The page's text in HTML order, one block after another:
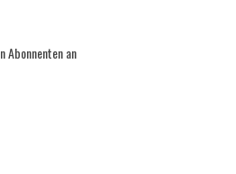
Abonnenten an